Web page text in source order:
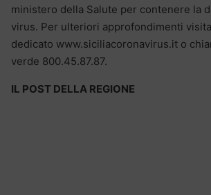
ministero della Salute per contenere la
virus. Per ulteriori approfondimenti
dedicato www.siciliacoronavirus.it o
verde 800.45.87.87.
IL POST DELLA REGIONE